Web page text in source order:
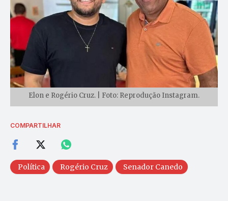
Elon e Rogério Cruz. | Foto: Reprodução Instagram.
COMPARTILHAR
Política Rogério Cruz Senador Canedo